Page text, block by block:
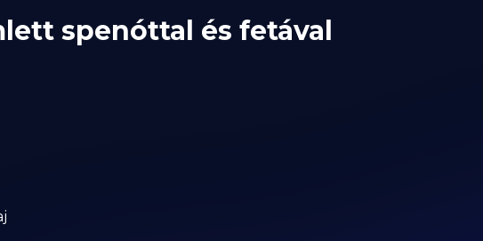
spenóttal és fetával